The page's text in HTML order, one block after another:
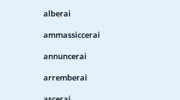
alberai
ammassiccerai
annuncerai
arremberai